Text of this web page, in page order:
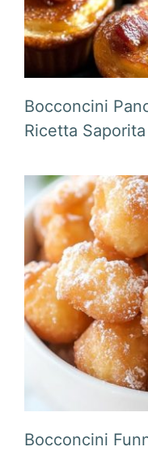
Bocconcini
Ricetta
Bocconcini